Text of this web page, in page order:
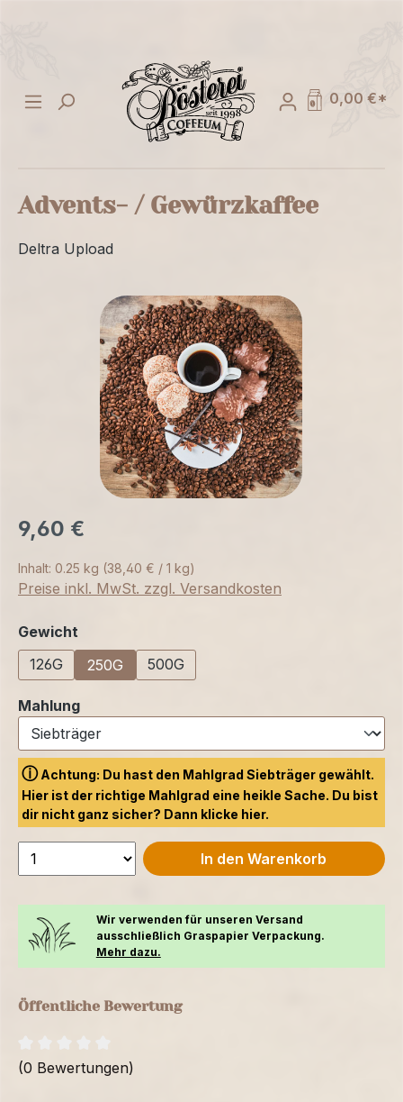
0,00 €*
Advents- / Gewürzkaffee
Deltra Upload
9,60 €
Inhalt: 0.25 kg (38,40 € / 1 kg)
Preise inkl. MwSt. zzgl. Versandkosten
Gewicht
126G
250G 500G
Mahlungauswählen
ⓘAchtung: Du hast den Mahlgrad Siebträger gewählt.
Hier ist der richtige Mahlgrad eine heikle Sache. Du bist
dir nicht ganz sicher? Dann klicke hier.
In den Warenkorb
Wir verwenden für unseren Versand
ausschließlich Graspapier Verpackung.
Mehr dazu.
Öffentliche Bewertung
(0 Bewertungen)